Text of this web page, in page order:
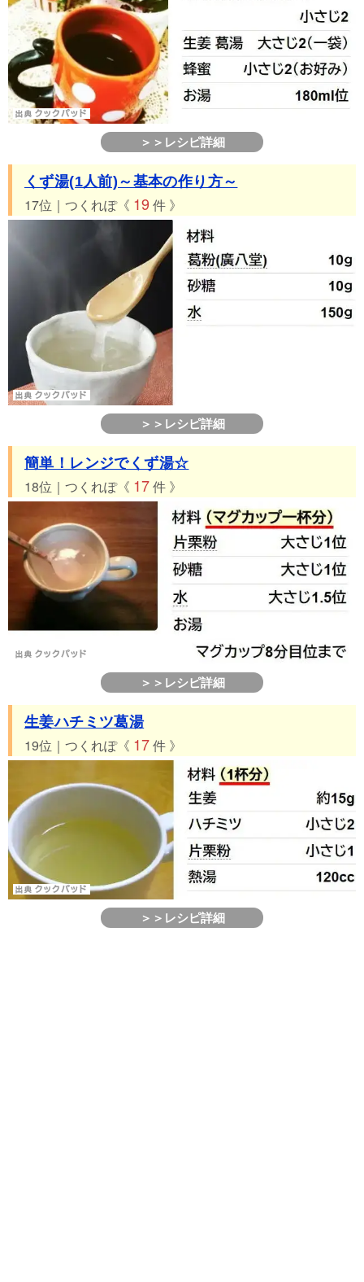
＞＞レシピ詳細
くず湯(1人前)～基本の作り方～
17位｜つくれぽ《 19 件 》
＞＞レシピ詳細
簡単！レンジでくず湯☆
18位｜つくれぽ《 17件 》
＞＞レシピ詳細
生姜ハチミツ葛湯
19位｜つくれぽ《 17件 》
＞＞レシピ詳細